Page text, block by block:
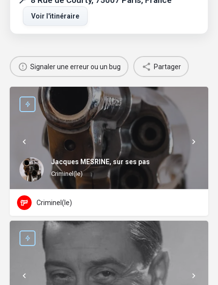
Voir l'itinéraire
Signaler une erreur ou un bug Partager
Jacques MESRINE, sur ses pas
Criminel(le)
Criminel(le)